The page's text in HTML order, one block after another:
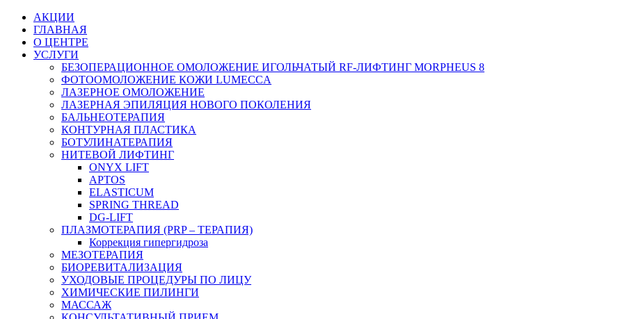
АКЦИИ
ГЛАВНАЯ
О ЦЕНТРЕ
УСЛУГИ
БЕЗОПЕРАЦИОННОЕ ОМОЛОЖЕНИЕ ИГОЛЬЧАТЫЙ RF-ЛИФТИНГ MORPHEUS 8
ФОТООМОЛОЖЕНИЕ КОЖИ LUMECCA
ЛАЗЕРНОЕ ОМОЛОЖЕНИЕ
ЛАЗЕРНАЯ ЭПИЛЯЦИЯ НОВОГО ПОКОЛЕНИЯ
БАЛЬНЕОТЕРАПИЯ
КОНТУРНАЯ ПЛАСТИКА
БОТУЛИНАТЕРАПИЯ
НИТЕВОЙ ЛИФТИНГ
ONYX LIFT
APTOS
ELASTICUM
SPRING THREAD
DG-LIFT
ПЛАЗМОТЕРАПИЯ (PRP – ТЕРАПИЯ)
Коррекция гипергидроза
МЕЗОТЕРАПИЯ
БИОРЕВИТАЛИЗАЦИЯ
УХОДОВЫЕ ПРОЦЕДУРЫ ПО ЛИЦУ
ХИМИЧЕСКИЕ ПИЛИНГИ
МАССАЖ